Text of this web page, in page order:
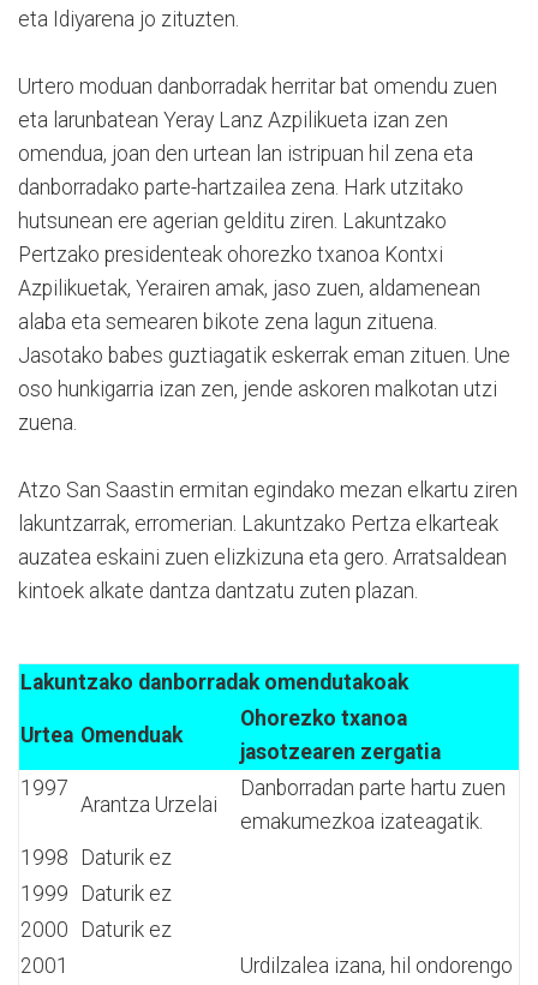
eta Idiyarena jo zituzten.
Urtero moduan danborradak herritar bat omendu zuen
eta larunbatean Yeray Lanz Azpilikueta izan zen
omendua, joan den urtean lan istripuan hil zena eta
danborradako parte-hartzailea zena. Hark utzitako
hutsunean ere agerian gelditu ziren. Lakuntzako
Pertzako presidenteak ohorezko txanoa Kontxi
Azpilikuetak, Yerairen amak, jaso zuen, aldamenean
alaba eta semearen bikote zena lagun zituena.
Jasotako babes guztiagatik eskerrak eman zituen. Une
oso hunkigarria izan zen, jende askoren malkotan utzi
zuena.
Atzo San Saastin ermitan egindako mezan elkartu ziren
lakuntzarrak, erromerian. Lakuntzako Pertza elkarteak
auzatea eskaini zuen elizkizuna eta gero. Arratsaldean
kintoek alkate dantza dantzatu zuten plazan.
Lakuntzako danborradak omendutakoak
Urtea Omenduak
Ohorezko txanoa
jasotzearen zergatia
1997
Arantza Urzelai
Danborradan parte hartu zuen
emakumezkoa izateagatik.
1998
Daturik ez
1999
Daturik ez
2000
Daturik ez
2001
Urdilzalea izana, hil ondorengo